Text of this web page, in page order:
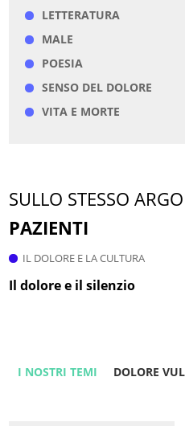
LETTERATURA
MALE
POESIA
SENSO DEL DOLORE
VITA E MORTE
SULLO STESSO
PAZIENTI
IL DOLORE E LA CULTURA
Il dolore e il silenzio
I NOSTRI TEMI DOLORE